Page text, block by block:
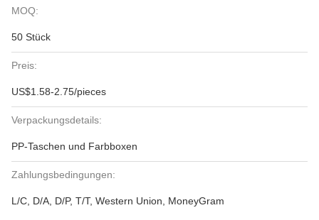
MOQ:
50 Stück
Preis:
US$1.58-2.75/pieces
Verpackungsdetails:
PP-Taschen und Farbboxen
Zahlungsbedingungen:
L/C, D/A, D/P, T/T, Western Union, MoneyGram